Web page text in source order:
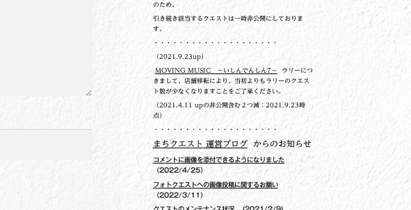
のため、
引き続き該当するクエストは一時非公開にしておりま
す。
・・・・・・・・・・・・・・・・・・・・
（2021.9.23up）
MOVING MUSIC ～いしんでんしん7～ ラリーにつ
きまして、店舗移転により、当初よりもラリーのクエス
ト数が少なくなりますことをご了承ください。
（2021.4.11 upの非公開含む２つ減：2021.9.23時
点）
・・・・・・・・・・・・・・・・・・・・
まちクエスト 運営ブログからのお知らせ
コメントに画像を添付できるようになりました
（2022/4/25）
フォトクエストへの画像投稿に関するお願い
（2022/3/11）
クエストのメンテナンス状況(2021/2/9)